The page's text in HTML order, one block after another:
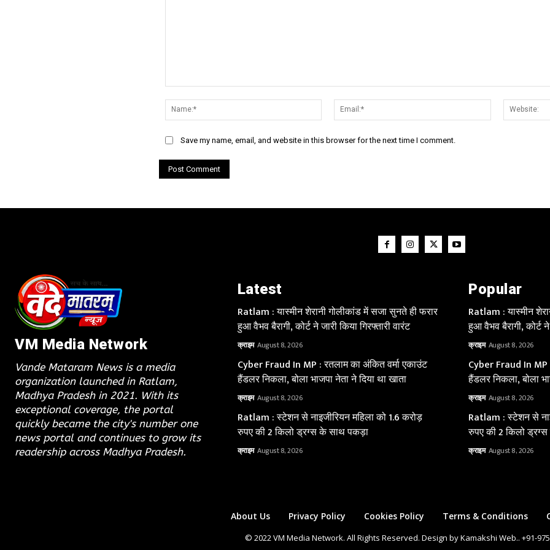
Name:*
Email:*
Save my name, email, and website in this browser for the next time I comment.
VM Media Network
Vande Mataram News is a media
organization launched in Ratlam,
Madhya Pradesh in 2021. With its
exceptional coverage, the portal
quickly became the city's number one
news portal and continues to grow its
readership across Madhya Pradesh.
Latest
Ratlam : यास्मीन शेरानी गोलीकांड में सजा सुनते ही फरार
हुआ वैभव बैरागी, कोर्ट ने जारी किया गिरफ्तारी वारंट
क्राइम August 8, 2026
Cyber Fraud In MP : रतलाम का अंकित वर्मा एकाउंट
हैंडलर निकला, बोला भाजपा नेता ने दिया था खाता
क्राइम August 8, 2026
Ratlam : स्टेशन से नाइजीरियन महिला को 1.6 करोड़
रुपए की 2 किलो ड्रग्स के साथ पकड़ा
क्राइम August 8, 2026
Popular
Ratlam : यास्मीन
हुआ वैभव बैरागी, कोर्ट ने
क्राइम August 8, 2026
Cyber Fraud In MP
हैंडलर निकला, बोला
क्राइम August 8, 2026
Ratlam : स्टेशन से
रुपए की 2 किलो
क्राइम August 8, 2026
About Us Privacy Policy Cookies Policy Terms & Conditions
© 2022 VM Media Network. All Rights Reserved. Design by Kamakshi Web.. +91-